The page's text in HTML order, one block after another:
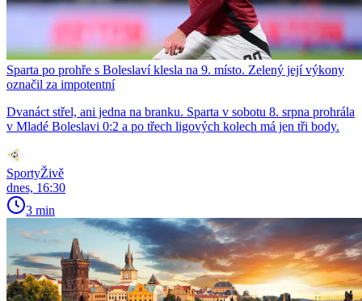
Sparta po prohře s Boleslaví klesla na 9. místo. Zelený její výkony
označil za impotentní
Dvanáct střel, ani jedna na branku. Sparta v sobotu 8. srpna prohrála
v Mladé Boleslavi 0:2 a po třech ligových kolech má jen tři body.
SportyŽivě
dnes, 16:30
3 min